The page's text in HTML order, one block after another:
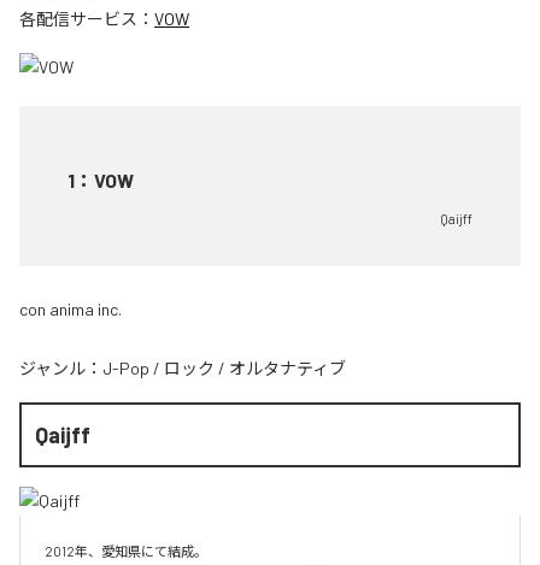
各配信サービス： VOW
1 ： VOW
Qaijff
con anima inc.
ジャンル： J-Pop / ロック / オルタナティブ
Qaijff
2012年、愛知県にて結成。